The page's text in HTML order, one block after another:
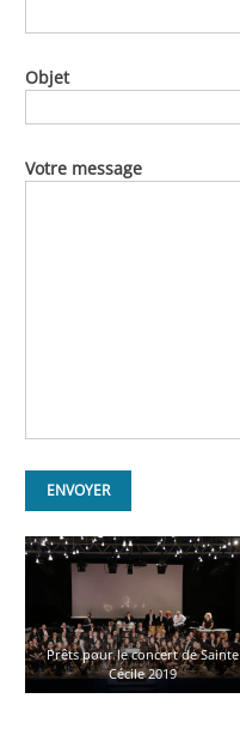
Objet
Votre message
Prêts pour le concert de Sainte
Cécile 2019